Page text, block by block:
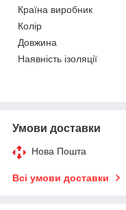
Країна виробник
Колір
Довжина
Наявність ізоляції
Умови доставки
Нова Пошта
Всі умови доставки